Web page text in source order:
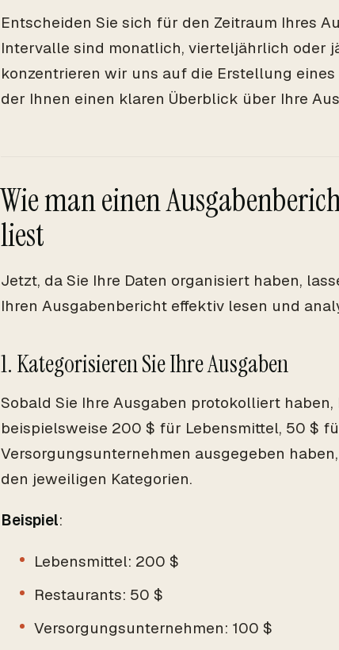
Entscheiden Sie sich für den Zeitraum Ihres
Intervalle sind monatlich, vierteljährlich oder
konzentrieren wir uns auf die Erstellung
der Ihnen einen klaren Überblick über Ihre
Wie man einen
liest
Jetzt, da Sie Ihre Daten organisiert haben,
Ihren Ausgabenbericht effektiv lesen und
1. Kategorisieren Sie Ihre Ausgaben
Sobald Sie Ihre Ausgaben protokolliert haben,
beispielsweise 200 $ für Lebensmittel, 50 $
Versorgungsunternehmen ausgegeben
den jeweiligen Kategorien.
Beispiel:
Lebensmittel: 200 $
Restaurants: 50 $
Versorgungsunternehmen: 100 $